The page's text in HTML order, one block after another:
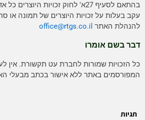
בהתאם לסעיף 27א' לחוק זכויות
עקב בעלות על זכויות היוצרים של תמונה או
להנהלת האתר
office@rtgs.co.il
דבר בשם אומרו
כל הזכויות שמורות לחברת עט תקשורת. אין
המפורסמים באתר ללא אישור בכתב מבעלי
תגיות